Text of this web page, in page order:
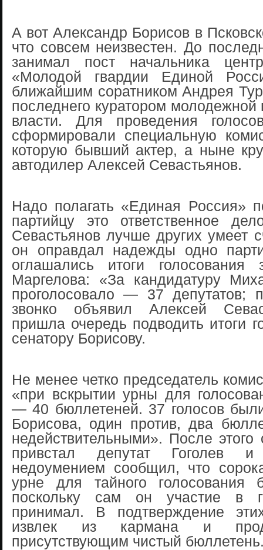
А вот Александр Борисов в
что совсем неизвестен. До
занимал пост начальника
«Молодой гвардии Единой
ближайшим соратником Андрея
последнего куратором молодежной
власти. Для проведения
сформировали специальную
которую бывший актер, а ныне
автодилер Алексей Севастьянов.
Надо полагать «Единая Россия»
партийцу это ответственное
Севастьянов лучше других умеет
он оправдал надежды одно
оглашались итоги голосования
Маргелова: «За кандидатуру
проголосовало — 37
звонко объявил Алексей
пришла очередь подводить итоги
сенатору Борисову.
Не менее четко председатель
«при вскрытии урны для
— 40 бюллетеней. 37 голосов
Борисова, один против, два
недействительными». После этого
привстал депутат Гоголев
недоумением сообщил, что
урне для тайного голосования
поскольку сам он участие в
принимал. В подтверждение
извлек из кармана и
присутствующим чистый